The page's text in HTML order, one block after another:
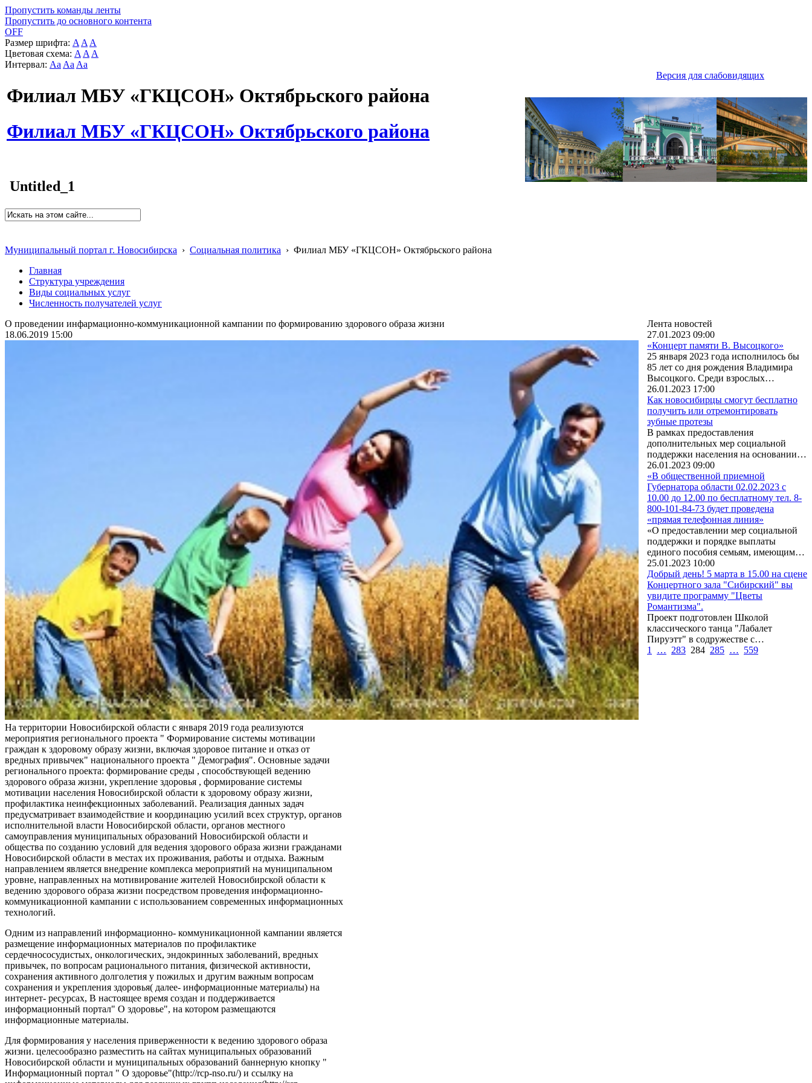
Пропустить команды ленты
Пропустить до основного контента
OFF
Размер шрифта: A A A
Цветовая схема: A A A
Интервал: Aa Aa Aa
Версия для слабовидящих
Филиал МБУ «ГКЦСОН» Октябрьского района
Филиал МБУ «ГКЦСОН» Октябрьского района
Untitled_1
Муниципальный портал г. Новосибирска › Социальная политика › Филиал МБУ «ГКЦСОН» Октябрьского района
Главная
Структура учреждения
Виды социальных услуг
Численность получателей услуг
О проведении инфармационно-коммуникационной кампании по формированию здорового образа жизни
18.06.2019 15:00
На территории Новосибирской области с января 2019 года реализуются
мероприятия регионального проекта " Формирование системы мотивации
граждан к здоровому образу жизни, включая здоровое питание и отказ от
вредных привычек" национального проекта " Демография". Основные задачи
регионального проекта: формирование среды , способствующей ведению
здорового образа жизни, укрепление здоровья , формирование системы
мотивации населения Новосибирской области к здоровому образу жизни,
профилактика неинфекционных заболеваний. Реализация данных задач
предусматривает взаимодействие и координацию усилий всех структур, органов
исполнительной власти Новосибирской области, органов местного
самоуправления муниципальных образований Новосибирской области и
общества по созданию условий для ведения здорового образа жизни гражданами
Новосибирской области в местах их проживания, работы и отдыха. Важным
направлением является внедрение комплекса мероприятий на муниципальном
уровне, направленных на мотивирование жителей Новосибирской области к
ведению здорового образа жизни посредством проведения информационно-
коммуникационной кампании с использованием современных информационных
технологий.
Одним из направлений информационно- коммуникационной кампании является
размещение информационных материалов по профилактике
сердечнососудистых, онкологических, эндокринных заболеваний, вредных
привычек, по вопросам рационального питания, физической активности,
сохранения активного долголетия у пожилых и другим важным вопросам
сохранения и укрепления здоровья( далее- информационные материалы) на
интернет- ресурсах, В настоящее время создан и поддерживается
информационный портал" О здоровье", на котором размещаются
информационные материалы.
Для формирования у населения приверженности к ведению здорового образа
жизни. целесообразно разместить на сайтах муниципальных образований
Новосибирской области и муниципальных образований баннерную кнопку "
Информационный портал " О здоровье"(http://rcp-nso.ru/) и ссылку на
Лента новостей
27.01.2023 09:00
«Концерт памяти В. Высоцкого»
25 января 2023 года исполнилось бы
85 лет со дня рождения Владимира
Высоцкого. Среди взрослых…
26.01.2023 17:00
Как новосибирцы смогут бесплатно
получить или отремонтировать
зубные протезы
В рамках предоставления
дополнительных мер социальной
поддержки населения на основании…
26.01.2023 09:00
«В общественной приемной
Губернатора области 02.02.2023 с
10.00 до 12.00 по бесплатному тел. 8-
800-101-84-73 будет проведена
«прямая телефонная линия»
«О предоставлении мер социальной
поддержки и порядке выплаты
единого пособия семьям, имеющим…
25.01.2023 10:00
Добрый день! 5 марта в 15.00 на сцене
Концертного зала "Сибирский" вы
увидите программу "Цветы
Романтизма".
Проект подготовлен Школой
классического танца "Лабалет
Пируэтт" в содружестве с…
1
… 283 284 285 … 559